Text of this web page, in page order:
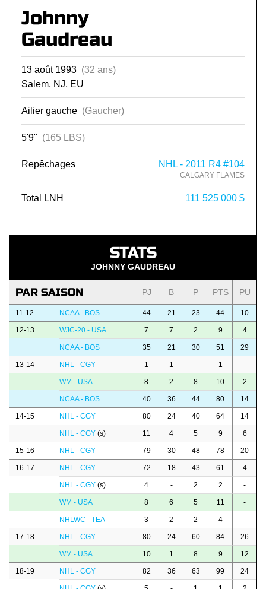
Johnny
Gaudreau
13 août 1993 (32 ans)
Salem, NJ, EU
Ailier gauche (Gaucher)
5'9" (165 LBS)
Repêchages NHL - 2011 R4 #104
CALGARY FLAMES
Total LNH 111 525 000 $
STATS
JOHNNY GAUDREAU
PAR SAISON PJ B P PTS PU
11-12 NCAA - BOS 44 21 23 44 10
12-13 WJC-20 - USA 7 7 2 9 4
NCAA - BOS 35 21 30 51 29
13-14 NHL - CGY 1 1 - 1 -
WM - USA 8 2 8 10 2
NCAA - BOS 40 36 44 80 14
14-15 NHL - CGY 80 24 40 64 14
NHL - CGY (s) 11 4 5 9 6
15-16 NHL - CGY 79 30 48 78 20
16-17 NHL - CGY 72 18 43 61 4
NHL - CGY (s) 4 - 2 2 -
WM - USA 8 6 5 11 -
NHLWC - TEA 3 2 2 4 -
17-18 NHL - CGY 80 24 60 84 26
WM - USA 10 1 8 9 12
18-19 NHL - CGY 82 36 63 99 24